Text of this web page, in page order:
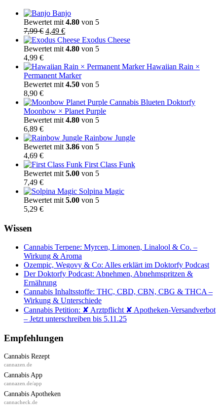
Banjo
Bewertet mit 4.80 von 5
7,99€ Ursprünglicher
Preis
war:
4,49 €Aktueller
Preis
ist:
Exodus Cheese
Bewertet mit 4.80 von 5
4,99 €
Hawaiian Rain ×
Permanent Marker
Bewertet mit 4.50 von 5
8,90 €
Moonbow × Planet Purple
Bewertet mit 4.80 von 5
6,89 €
Rainbow Jungle
Bewertet mit 3.86 von 5
4,69 €
First Class Funk
Bewertet mit 5.00 von 5
7,49 €
Solpina Magic
Bewertet mit 5.00 von 5
5,29 €
Wissen
Cannabis Terpene: Myrcen, Limonen, Linalool & Co. –
Wirkung & Aroma
Ozempic, Wegovy & Co: Alles erklärt im Doktorfy Podcast
Der Doktorfy Podcast: Abnehmen, Abnehmspritzen &
Ernährung
Cannabis Inhaltsstoffe: THC, CBD, CBN, CBG & THCA –
Wirkung & Unterschiede
Cannabis Petition: ✘ Arztpflicht ✘ Apotheken-Versandverbot
– Jetzt unterschreiben bis 5.11.25
Empfehlungen
Cannabis Rezept
cannazen.de
Cannabis App
cannazen.de/app
Cannabis Apotheken
cannacheck.de